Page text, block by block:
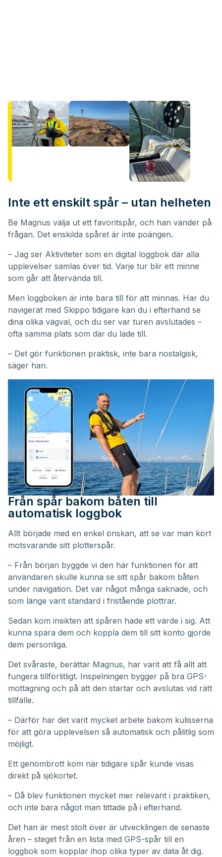
Inte ett enskilt spår – utan helheten
Be Magnus välja ut ett favoritspår, och han vänder på
frågan. Det enskilda spåret är inte poängen.
– Jag ser Aktiviteter som en digital loggbok där alla
upplevelser samlas över tid. Varje tur blir ett minne
som går att återvända till.
Men loggboken är inte bara till för att minnas. Har du
navigerat med Skippo tidigare kan du i efterhand se
dina olika vägval, och du ser var turen avslutades –
ofta samma plats som där du lade till.
– Det gör funktionen praktisk, inte bara nostalgisk,
säger han.
Från spår bakom båten till
automatisk loggbok
Allt började med en enkel önskan, att se var man kört
motsvarande sitt plotterspår.
– Från början byggde vi den här funktionen för att
användaren skulle kunna se sitt spår bakom båten
under navigation. Det var något många saknade, och
som länge varit standard i fristående plottrar.
Sedan kom insikten att spåren hade ett värde i sig. Att
kunna spara dem och koppla dem till sitt konto gjorde
dem personliga.
Det svåraste, berättar Magnus, har varit att få allt att
fungera tillförlitligt. Inspelningen bygger på bra GPS-
mottagning och på att den startar och avslutas vid rätt
tillfälle.
– Därför har det varit mycket arbete bakom kulisserna
för att göra upplevelsen så automatisk och pålitlig som
möjligt.
Ett genombrott kom när tidigare spår kunde visas
direkt på sjökortet.
– Då blev funktionen mycket mer relevant i praktiken,
och inte bara något man tittade på i efterhand.
Det han är mest stolt över är utvecklingen de senaste
åren – steget från en lista med GPS-spår till en
loggbok som kopplar ihop olika typer av data åt dig.